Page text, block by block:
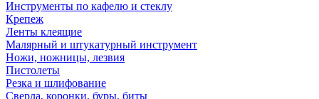
Инструменты по кафелю и стеклу
Крепеж
Ленты клеящие
Малярный и штукатурный инструмент
Ножи, ножницы, лезвия
Пистолеты
Резка и шлифование
Сверла, коронки, буры, биты